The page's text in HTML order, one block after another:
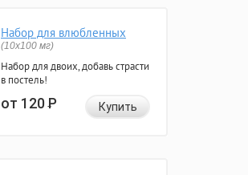
Набор для влюбленных
(10х100 мг)
Набор для двоих, добавь страсти
в постель!
от 120Р Купить